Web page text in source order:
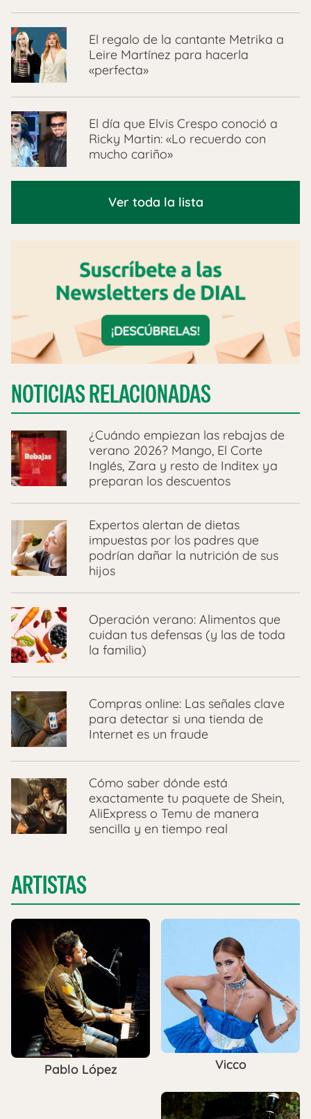
El regalo de la cantante Metrika a
Leire Martínez para hacerla
«perfecta»
El día que Elvis Crespo conoció a
Ricky Martin: «Lo recuerdo con
mucho cariño»
Ver toda la lista
NOTICIAS RELACIONADAS
¿Cuándo empiezan las rebajas de
verano 2026? Mango, El Corte
Inglés, Zara y resto de Inditex ya
preparan los descuentos
Expertos alertan de dietas
impuestas por los padres que
podrían dañar la nutrición de sus
hijos
Operación verano: Alimentos que
cuidan tus defensas (y las de toda
la familia)
Compras online: Las señales clave
para detectar si una tienda de
Internet es un fraude
Cómo saber dónde está
exactamente tu paquete de Shein,
AliExpress o Temu de manera
sencilla y en tiempo real
ARTISTAS
Pablo López Vicco